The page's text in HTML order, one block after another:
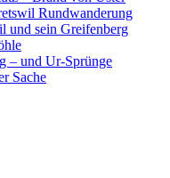
Rundwanderung
und sein Greifenberg
– und Ur-Sprünge
Sache